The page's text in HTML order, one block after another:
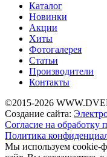
Каталог
Новинки
Акции
Хиты
Фотогалерея
Статьи
Производители
Контакты
©2015-2026
Создание сайта:
Согласие на обработку
Политика
Мы используем cookie-